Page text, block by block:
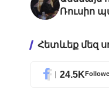
Ռուսիո
Հետևեք մեզ
24.5K